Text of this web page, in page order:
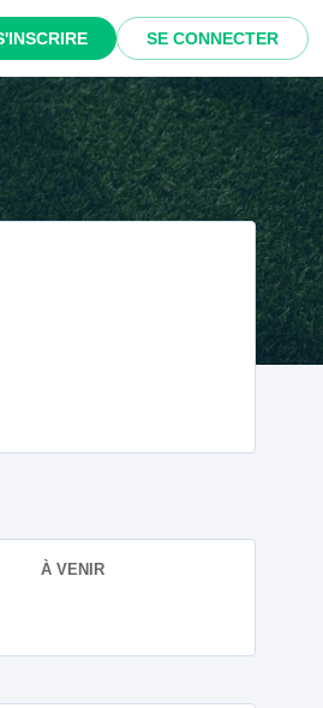
SE CONNECTER
À VENIR